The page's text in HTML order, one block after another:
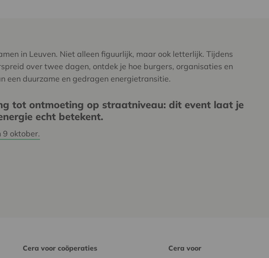
in Leuven. Niet alleen figuurlijk, maar ook letterlijk. Tijdens
over twee dagen, ontdek je hoe burgers, organisaties en
een duurzame en gedragen energietransitie.
tot ontmoeting op straatniveau: dit event laat je
echt betekent.
9 oktober.
Cera voor coöperaties
Cera voor